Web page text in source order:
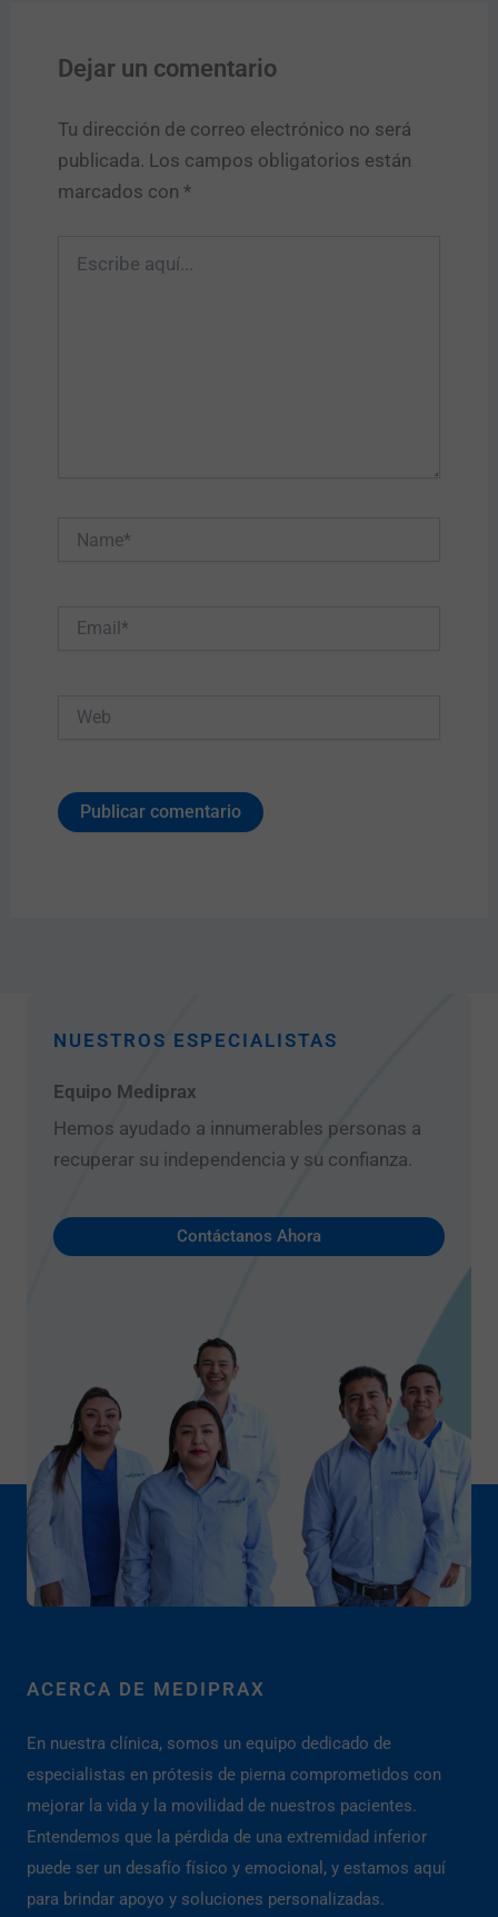
Dejar un comentario
Tu dirección de correo electrónico no será
publicada. Los campos obligatorios están
marcados con *
aquí...
NUESTROS ESPECIALISTAS
Equipo Mediprax
Hemos ayudado a innumerables personas a
recuperar su independencia y su confianza.
Contáctanos Ahora
ACERCA DE MEDIPRAX
En nuestra clínica, somos un equipo dedicado de
especialistas en prótesis de pierna comprometidos con
mejorar la vida y la movilidad de nuestros pacientes.
Entendemos que la pérdida de una extremidad inferior
puede ser un desafío físico y emocional, y estamos aquí
para brindar apoyo y soluciones personalizadas.